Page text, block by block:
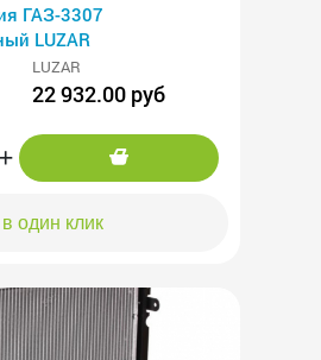
ГАЗ-3307
LUZAR
LUZAR
22 932.00 руб
+
в один клик